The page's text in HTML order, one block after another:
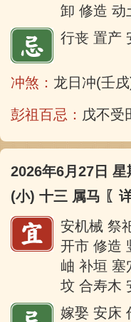
卸 修造 动
行丧 置产
冲煞： 龙日冲(壬
彭祖百忌： 戊不受
2026年6月27日 星
(小) 十三 属马 〖
安机械 祭
开市 修造
岫 补垣 塞
坟 合寿木
嫁娶 安床